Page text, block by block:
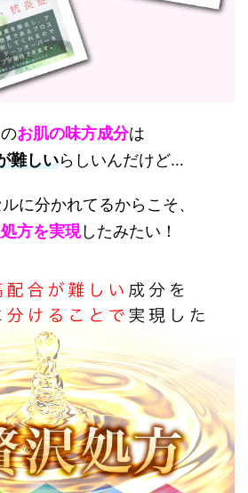
お肌の味方成分は
難しいらしいんだけど…
に分かれてるからこそ、
方を実現したみたい！